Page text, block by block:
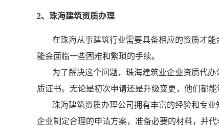
2、珠海建筑资质办理
在珠海从事建筑行业需要具备相应的资质才
能会面临一些困难和繁琐的手续。
为了解决这个问题，珠海建筑业企业资质代
质证书。无论是初次申请还是升级变更，他们都能
珠海建筑资质办理公司拥有丰富的经验和专
企业制定合理的申请方案，准备必要的材料，并代